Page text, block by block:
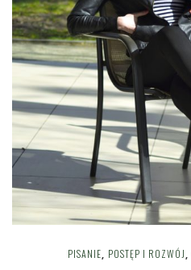
PISANIE, POSTĘP I ROZWÓJ,